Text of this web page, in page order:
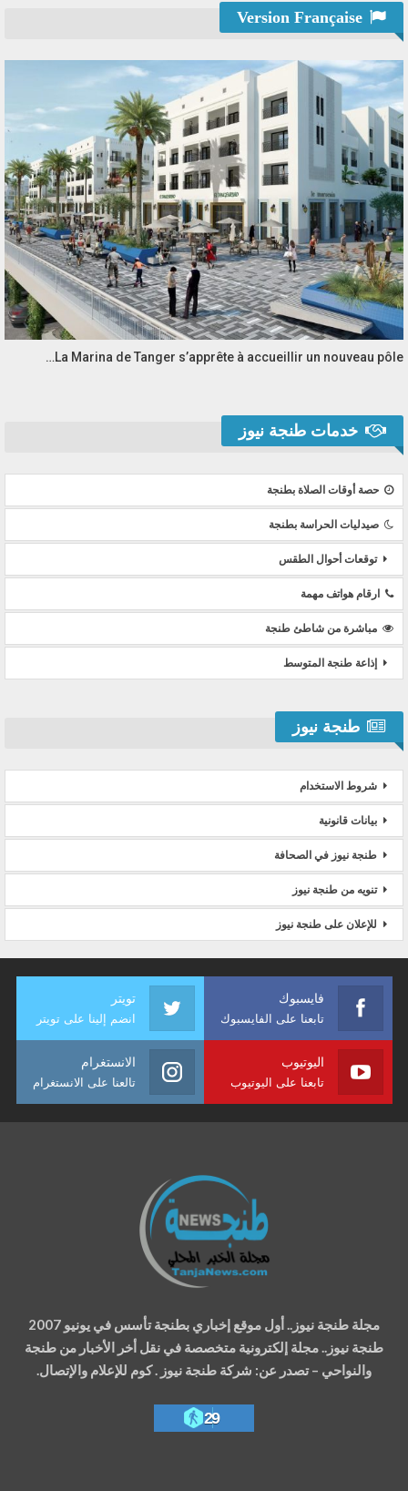
La Marina de Tanger s’apprête à accueillir un nouveau pôle…
خدمات طنجة نيوز
حصة أوقات الصلاة بطنجة
صيدليات الحراسة بطنجة
توقعات أحوال الطقس
ارقام هواتف مهمة
مباشرة من شاطئ طنجة
إذاعة طنجة المتوسط
طنجة نيوز
شروط الاستخدام
بيانات قانونية
طنجة نيوز في الصحافة
تنويه من طنجة نيوز
للإعلان على طنجة نيوز
فايسبوك
تابعنا على الفايسبوك
تويتر
انضم إلينا على تويتر
اليوتيوب
تابعنا على اليوتيوب
الانستغرام
تالعنا على الانستغرام
مجلة طنجة نيوز.. أول موقع إخباري بطنجة تأسس في يونيو 2007
طنجة نيوز.. مجلة إلكترونية متخصصة في نقل أخر الأخبار من طنجة
والنواحي – تصدر عن: شركة طنجة نيوز . كوم للإعلام والإتصال.
29